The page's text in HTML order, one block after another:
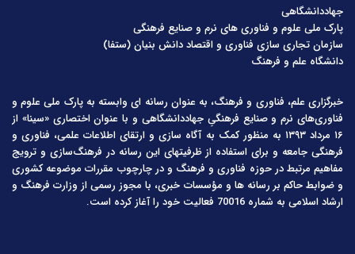
جهاددانشگاهی
پارک ملی علوم و فناوری های نرم و صنایع فرهنگی
سازمان تجاری سازی فناوری و اقتصاد دانش بنیان (ستفا)
دانشگاه علم و فرهنگ
خبرگزاری علم، فناوری و فرهنگ، به عنوان رسانه ای وابسته به پارک ملی علوم و
فناوری‌های نرم و صنایع فرهنگیِ جهاددانشگاهی و با عنوان اختصاری «سینا» از
۱۶ مرداد ۱۳۹۳ به منظور کمک به آگاه سازی و ارتقای اطلاعات علمی، فناوری و
فرهنگی جامعه و برای استفاده از ظرفیتهای این رسانه در فرهنگ‌سازی و ترویج
مفاهیم مرتبط در حوزه فناوری و فرهنگ و در چارچوب مقررات موضوعه کشوری
و ضوابط حاکم بر رسانه ها و مؤسسات خبری، با مجوز رسمی از وزارت فرهنگ و
ارشاد اسلامی به شماره 70016 فعالیت خود را آغاز کرده است.